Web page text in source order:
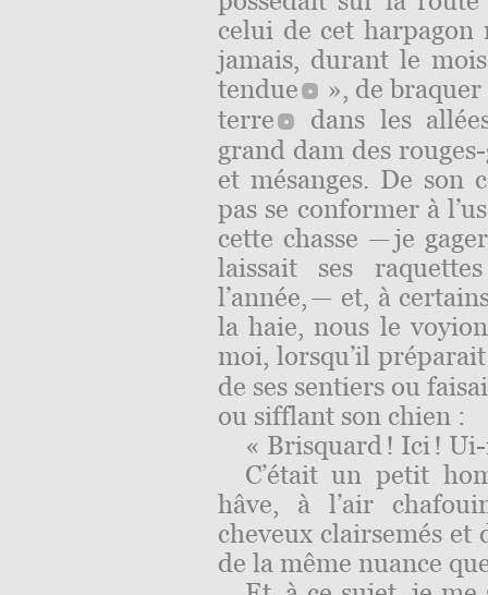
celui de cet
jamais, durant le
tendue
», de braquer
terre
dans les
grand dam des
et mésanges. De son
pas se conformer à
cette chasse — je
laissait ses
l’année, — et, à
la haie, nous le
moi, lorsqu’il
de ses sentiers ou
ou sifflant son chien :
« Brisquard ! Ici !
C’était un petit
hâve, à l’air
cheveux clairsemés
de la même nuance